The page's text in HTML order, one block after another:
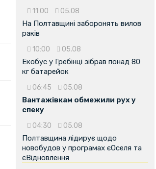
11:00 05.08
На Полтавщині заборонять вилов
раків
10:00 05.08
Екобус у Гребінці зібрав понад 80
кг батарейок
06:45 05.08
Вантажівкам обмежили рух у
спеку
04:30 05.08
Полтавщина лідирує щодо
новобудов у програмах єОселя та
єВідновлення